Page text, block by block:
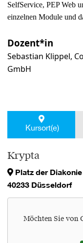
SelfService, PEP Web
einzelnen Module und
Dozent*in
Sebastian Klippel,
GmbH
Kursort(e)
Krypta
Platz der
40233 Düsseldorf
Möchten Sie von